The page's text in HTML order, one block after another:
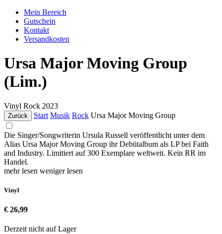
Mein Bereich
Gutschein
Kontakt
Versandkosten
Ursa Major Moving Group
(Lim.)
Vinyl Rock 2023
Zurück Start Musik Rock Ursa Major Moving Group
Die Singer/Songwriterin Ursula Russell veröffentlicht unter dem
Alias Ursa Major Moving Group ihr Debütalbum als LP bei Faith
and Industry. Limitiert auf 300 Exemplare weltweit. Kein RR im
Handel.
mehr lesen weniger lesen
Vinyl
€ 26,99
Derzeit nicht auf Lager